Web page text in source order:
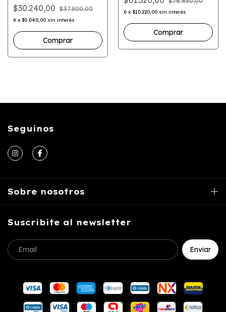
$30.240,00 $37.800,00
6 x $5.040,00 sin interés
6 x $10.220,00 sin interés
Seguinos
Sobre nosotros
Suscribite al newsletter